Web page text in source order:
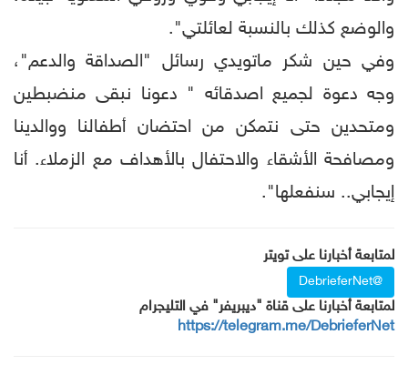
والوضع كذلك بالنسبة لعائلتي".
وفي حين شكر ماتويدي رسائل "الصداقة والدعم"،
وجه دعوة لجميع اصدقائه " دعونا نبقى منضبطين
ومتحدين حتى نتمكن من احتضان أطفالنا ووالدينا
ومصافحة الأشقاء والاحتفال بالأهداف مع الزملاء. أنا
إيجابي.. سنفعلها".
لمتابعة أخبارنا على تويتر
@DebrieferNet
لمتابعة أخبارنا على قناة "ديبريفر" في التليجرام
https://telegram.me/DebrieferNet